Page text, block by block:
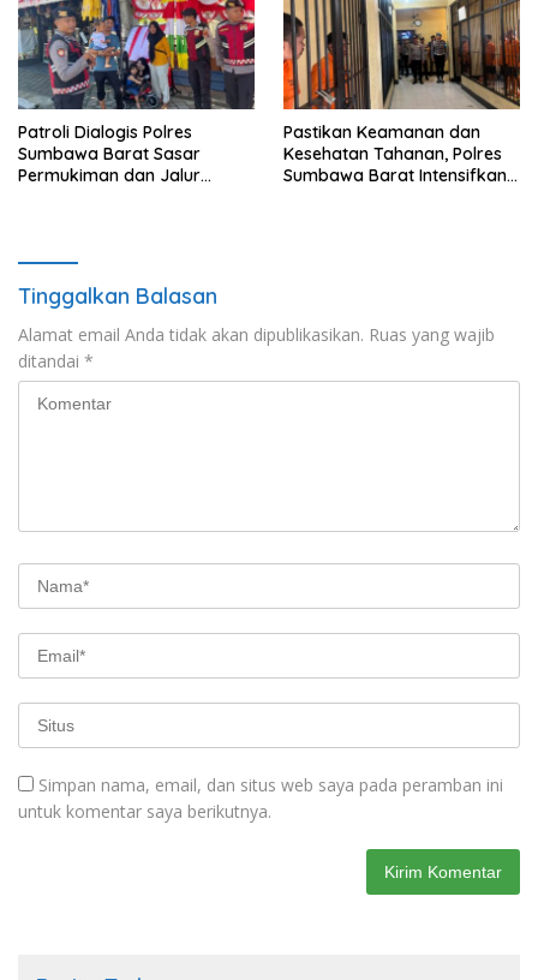
Patroli Dialogis Polres
Sumbawa Barat Sasar
Permukiman dan Jalur
Pastikan Keamanan dan
Kesehatan Tahanan, Polres
Sumbawa Barat Intensifkan
Tinggalkan Balasan
Alamat email Anda tidak akan dipublikasikan. Ruas yang wajib
ditandai *
Simpan nama, email, dan situs web saya pada peramban ini
untuk komentar saya berikutnya.